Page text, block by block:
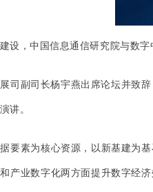
设，中国信息通信研究院与数
司副司长杨宇燕出席论坛并致
讲。
要素为核心资源，以新基建为
产业数字化两方面提升数字经